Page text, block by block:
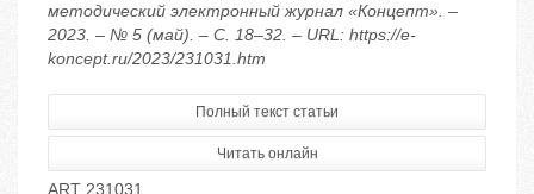
методический электронный журнал «Концепт». –
2023. – № 5 (май). – С. 18–32. – URL: https://e-
koncept.ru/2023/231031.htm
Полный текст статьи
Читать онлайн
ART 231031